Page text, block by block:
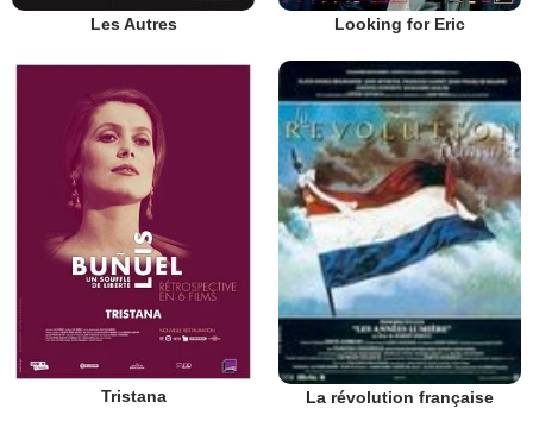
Les Autres Looking for Eric
Tristana La révolution française